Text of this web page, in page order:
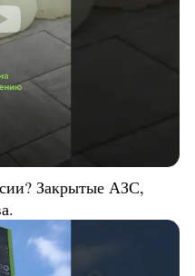
Закрытые АЗС,